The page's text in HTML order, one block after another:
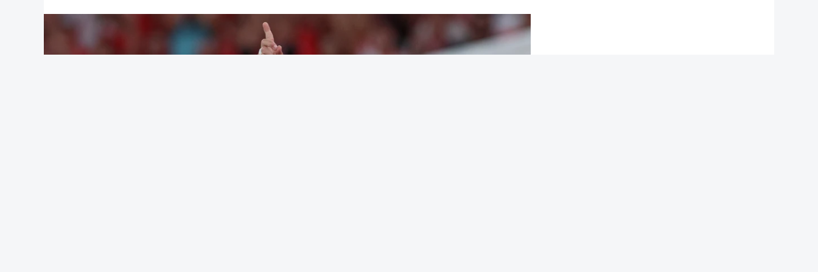
desclassificação do irlandês Ciah Keogh (APS Pro Cycling by Team Cadence Cycling),
após concluir a etapa para além do tempo de controlo.